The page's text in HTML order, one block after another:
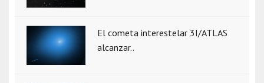
El cometa interestelar 3I/ATLAS
alcanzar..